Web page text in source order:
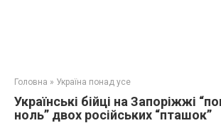
Головна » Україна понад усе
Українські бійці на Запоріжжі
ноль” двох російських “пташок”